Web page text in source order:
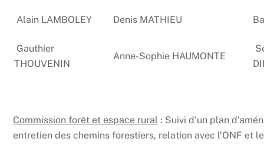
Alain LAMBOLEY Denis MATHIEU
Gauthier
THOUVENIN
Anne-Sophie HAUMONTE
Commission forêt et espace rural : Suivi d’un plan
entretien des chemins forestiers, relation avec l’ONF et